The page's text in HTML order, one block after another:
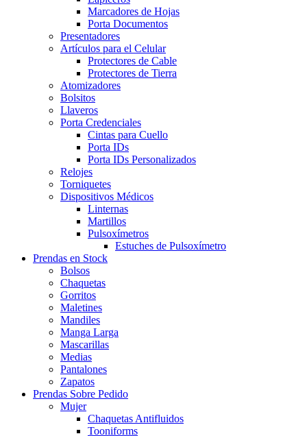
Marcadores de Hojas
Porta Documentos
Presentadores
Artículos para el Celular
Protectores de Cable
Protectores de Tierra
Atomizadores
Bolsitos
Llaveros
Porta Credenciales
Cintas para Cuello
Porta IDs
Porta IDs Personalizados
Relojes
Torniquetes
Dispositivos Médicos
Linternas
Martillos
Pulsoxímetros
Estuches de Pulsoxímetro
Prendas en Stock
Bolsos
Chaquetas
Gorritos
Maletines
Mandiles
Manga Larga
Mascarillas
Medias
Pantalones
Zapatos
Prendas Sobre Pedido
Mujer
Chaquetas Antifluidos
Tooniforms